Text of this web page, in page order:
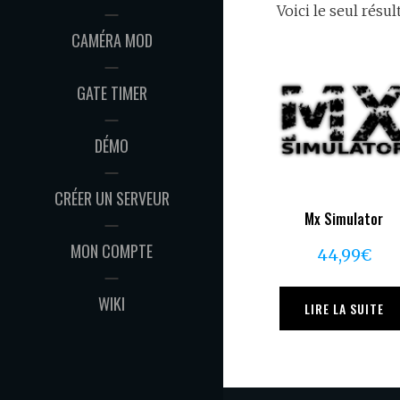
CAMÉRA MOD
GATE TIMER
DÉMO
CRÉER UN SERVEUR
MON COMPTE
WIKI
Voici le seul
Mx Simulator
44,99€
LIRE LA SUITE